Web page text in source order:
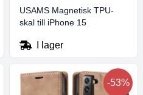
USAMS Magnetisk TPU-
skal till iPhone 15
I lager
-53%